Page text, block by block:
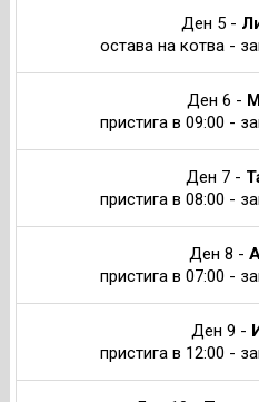
Ден 5 -
остава на котва -
Ден 6 -
пристига в 09:00 -
Ден 7 -
пристига в 08:00 -
Ден 8 -
пристига в 07:00 -
Ден 9 -
пристига в 12:00 -